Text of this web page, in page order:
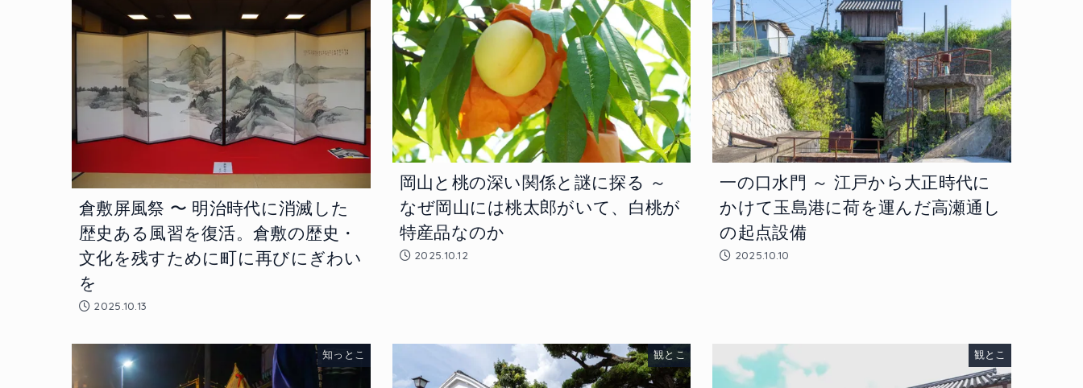
倉敷屏風祭 〜 明治時代に消滅した
歴史ある風習を復活。倉敷の歴史・
文化を残すために町に再びにぎわい
を
2025.10.13
岡山と桃の深い関係と謎に探る ～
なぜ岡山には桃太郎がいて、白桃が
特産品なのか
2025.10.12
一の口水門 ～ 江戸から大正時代に
かけて玉島港に荷を運んだ高瀬通し
の起点設備
2025.10.10
知っとこ 観とこ 観とこ